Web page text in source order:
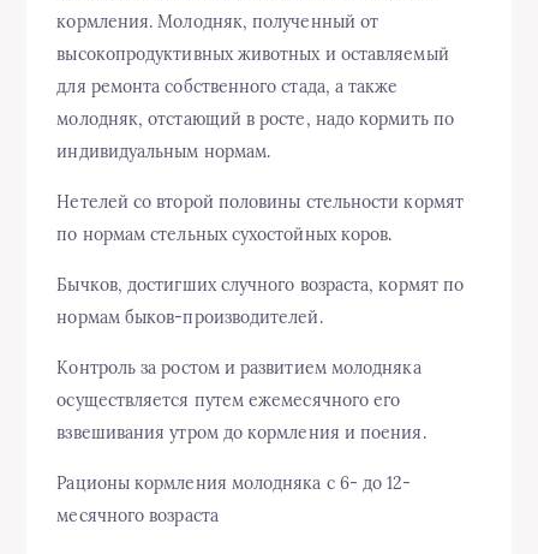
кормления. Молодняк, полученный от
высокопродуктивных животных и оставляемый
для ремонта собственного стада, а также
молодняк, отстающий в росте, надо кормить по
индивидуальным нормам.
Нетелей со второй половины стельности кормят
по нормам стельных сухостойных коров.
Бычков, достигших случного возраста, кормят по
нормам быков-производителей.
Контроль за ростом и развитием молодняка
осуществляется путем ежемесячного его
взвешивания утром до кормления и поения.
Рационы кормления молодняка с 6- до 12-
месячного возраста